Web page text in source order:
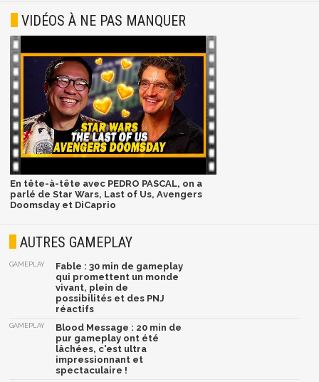
VIDÉOS À NE PAS MANQUER
En tête-à-tête avec PEDRO PASCAL, on a
parlé de Star Wars, Last of Us, Avengers
Doomsday et DiCaprio
AUTRES GAMEPLAY
GAMEPLAY
Fable : 30 min de gameplay
qui promettent un monde
vivant, plein de
possibilités et des PNJ
réactifs
GAMEPLAY
Blood Message : 20 min de
pur gameplay ont été
lâchées, c'est ultra
impressionnant et
spectaculaire !